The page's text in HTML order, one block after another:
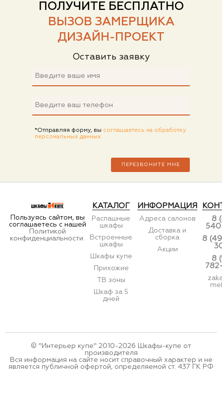
ПОЛУЧИТЕ БЕСПЛАТНО
ВЫЗОВ ЗАМЕРЩИКА
ДИЗАЙН-ПРОЕКТ
Оставить заявку
*Отправляя форму, вы соглашаетесь на обработку
персональных данных
Пользуясь сайтом, вы
соглашаетесь с нашей
Политикой
конфиденциальности.
КАТАЛОГ
Распашные
шкафы
Встроенные
шкафы
Шкафы купе
Прихожие
ТВ зоны
Шкаф за 5
дней
ИНФОРМАЦИЯ
Адреса салонов
Доставка и
сборка
Акции
8
8
8
© "Интерьер купе" 2010-2026 Шкафы-купе от
производителя
Вся информация на сайте носит справочный характер и не
является публичной офертой, определяемой ст. 437 ГК РФ